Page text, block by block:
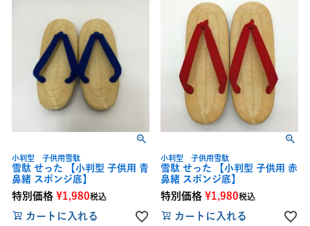
小判型 子供用雪駄
雪駄 せった 【小判型 子供用 青
鼻緒 スポンジ底】
特別価格 ¥1,980税込
カートに入れる
小判型 子供用雪駄
雪駄 せった 【小判型 子供用 赤
鼻緒 スポンジ底】
特別価格 ¥1,980税込
カートに入れる